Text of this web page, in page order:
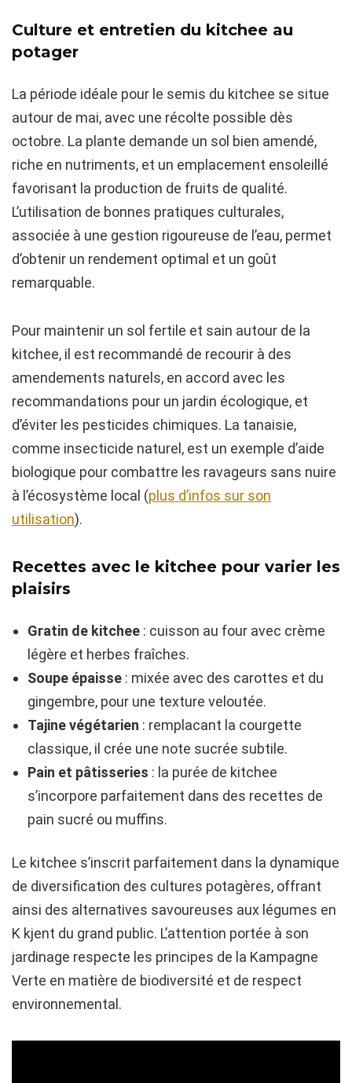
Culture et entretien du kitchee au
potager
La période idéale pour le semis du kitchee se situe
autour de mai, avec une récolte possible dès
octobre. La plante demande un sol bien amendé,
riche en nutriments, et un emplacement ensoleillé
favorisant la production de fruits de qualité.
L’utilisation de bonnes pratiques culturales,
associée à une gestion rigoureuse de l’eau, permet
d’obtenir un rendement optimal et un goût
remarquable.
Pour maintenir un sol fertile et sain autour de la
kitchee, il est recommandé de recourir à des
amendements naturels, en accord avec les
recommandations pour un jardin écologique, et
d’éviter les pesticides chimiques. La tanaisie,
comme insecticide naturel, est un exemple d’aide
biologique pour combattre les ravageurs sans nuire
à l’écosystème local (plus d’infos sur son
utilisation).
Recettes avec le kitchee pour varier les
plaisirs
Gratin de kitchee : cuisson au four avec crème
légère et herbes fraîches.
Soupe épaisse : mixée avec des carottes et du
gingembre, pour une texture veloutée.
Tajine végétarien : remplacant la courgette
classique, il crée une note sucrée subtile.
Pain et pâtisseries : la purée de kitchee
s’incorpore parfaitement dans des recettes de
pain sucré ou muffins.
Le kitchee s’inscrit parfaitement dans la dynamique
de diversification des cultures potagères, offrant
ainsi des alternatives savoureuses aux légumes en
K kjent du grand public. L’attention portée à son
jardinage respecte les principes de la Kampagne
Verte en matière de biodiversité et de respect
environnemental.